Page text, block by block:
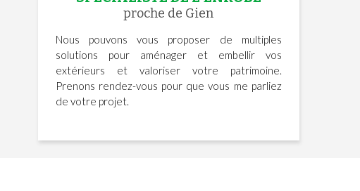
proche de Gien
Nous pouvons vous proposer de multiples
solutions pour aménager et embellir vos
extérieurs et valoriser votre patrimoine.
Prenons rendez-vous pour que vous me parliez
de votre projet.